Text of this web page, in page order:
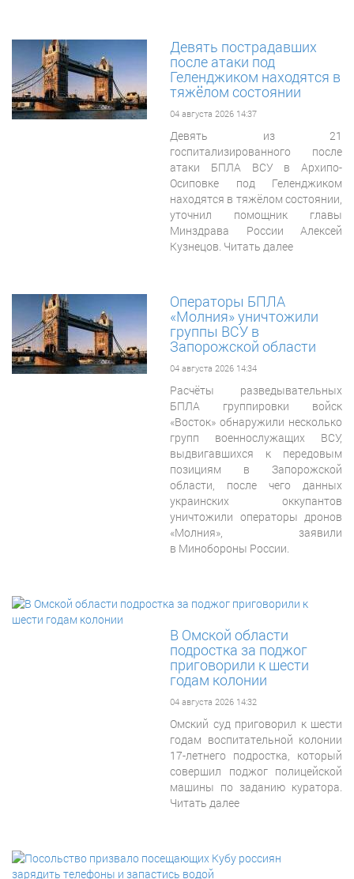
Девять пострадавших
после атаки под
Геленджиком находятся в
тяжёлом состоянии
04 августа 2026 14:37
Девять из 21
госпитализированного после
атаки БПЛА ВСУ в Архипо-
Осиповке под Геленджиком
находятся в тяжёлом состоянии,
уточнил помощник главы
Минздрава России Алексей
Кузнецов. Читать далее
Операторы БПЛА
«Молния» уничтожили
группы ВСУ в
Запорожской области
04 августа 2026 14:34
Расчёты разведывательных
БПЛА группировки войск
«Восток» обнаружили несколько
групп военнослужащих ВСУ,
выдвигавшихся к передовым
позициям в Запорожской
области, после чего данных
украинских оккупантов
уничтожили операторы дронов
«Молния», заявили
в Минобороны России.
В Омской области
подростка за поджог
приговорили к шести
годам колонии
04 августа 2026 14:32
Омский суд приговорил к шести
годам воспитательной колонии
17-летнего подростка, который
совершил поджог полицейской
машины по заданию куратора.
Читать далее